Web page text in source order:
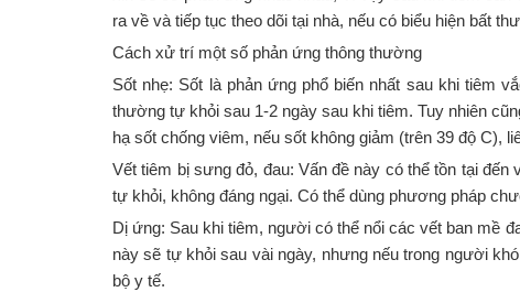
ra về và tiếp tục theo dõi tại nhà, nếu có biểu hiện bất
Cách xử trí một số phản ứng thông thường
Sốt nhẹ: Sốt là phản ứng phổ biến nhất sau khi tiêm
thường tự khỏi sau 1-2 ngày sau khi tiêm. Tuy nhiên
hạ sốt chống viêm, nếu sốt không giảm (trên 39 độ
Vết tiêm bị sưng đỏ, đau: Vấn đề này có thể tồn tại
tự khỏi, không đáng ngại. Có thể dùng phương pháp
Dị ứng: Sau khi tiêm, người có thể nổi các vết ban mề
này sẽ tự khỏi sau vài ngày, nhưng nếu trong người
bộ y tế.